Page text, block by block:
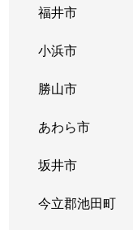
福井市
小浜市
勝山市
あわら市
坂井市
今立郡池田町